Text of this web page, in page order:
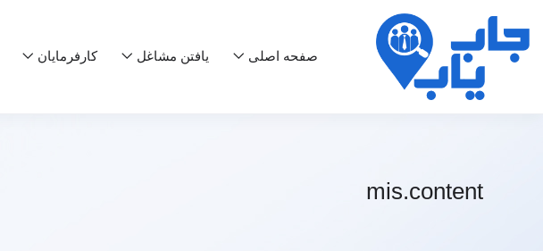
صفحه اصلی یافتن مشاغل کارفرمایان
mis.content